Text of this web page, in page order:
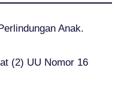
Anak.
(2) UU Nomor 16